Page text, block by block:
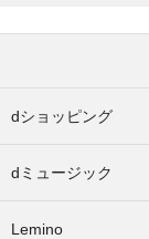
dショッピング
dミュージック
Lemino